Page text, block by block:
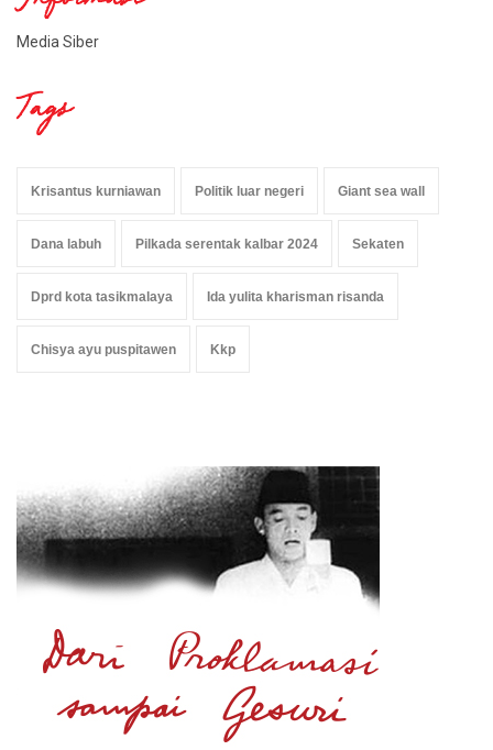
Media Siber
Tags
Krisantus kurniawan Politik luar negeri Giant sea wall
Dana labuh Pilkada serentak kalbar 2024 Sekaten
Dprd kota tasikmalaya Ida yulita kharisman risanda
Chisya ayu puspitawen Kkp